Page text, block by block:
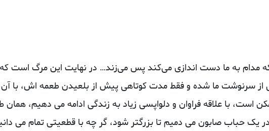
مدام به ما دست‌ اندازی می‌کند پس می‌زند… در نهایت این مرگ است که
از سرنوشت ما شده و فقط مدت کوتاهی پیش از بلعیدن طعمه اش، با آن
است، با علاقه فراوان و دلواپسی زیاد به زندگی ادامه می دهیم، همان‌
یک حباب صابون می‌ دمیم تا بزرگتر شود، گر چه با قطعیتی تمام می‌